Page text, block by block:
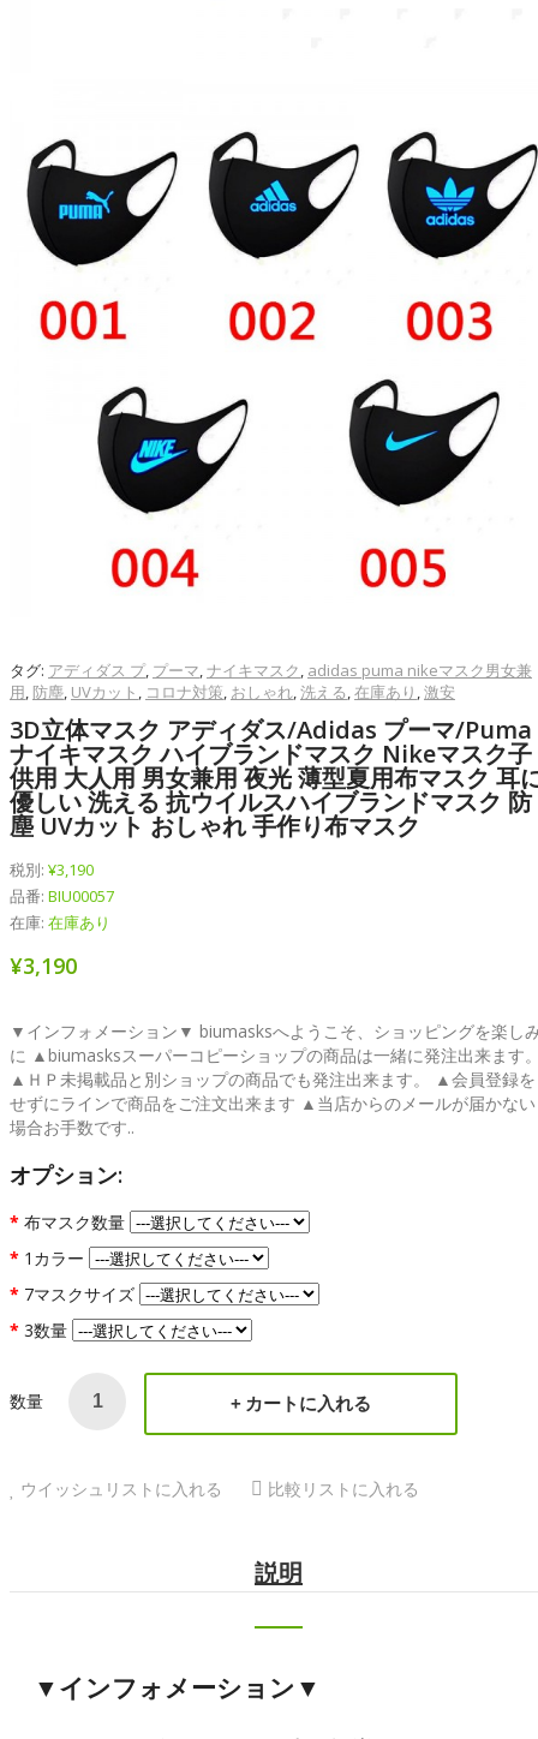
タグ: アディダス プ, プーマ,ナイキマスク, adidas puma nikeマスク男女兼
用, 防塵, UVカット , コロナ対策, おしゃれ,洗える,在庫あり ,激安
3D立体マスク アディダス/adidas プーマ/puma
ナイキマスク ハイブランドマスク Nikeマスク子
供用 大人用 男女兼用 夜光 薄型夏用布マスク 耳
優しい 洗える 抗ウイルスハイブランドマスク 防
塵 UVカット おしゃれ 手作り布マスク
税別: ¥3,190
品番: BIU00057
在庫: 在庫あり
¥3,190
▼インフォメーション▼ biumasksへようこそ、ショッピングを楽し
に ▲biumasksスーパーコピーショップの商品は一緒に発注出来ます
▲ＨＰ未掲載品と別ショップの商品でも発注出来ます。 ▲会員登録を
せずにラインで商品をご注文出来ます ▲当店からのメールが届かない
場合お手数です..
オプション:
布マスク数量
1カラー
7マスクサイズ
3数量
数量 カートに入れる
ウイッシュリストに入れる 比較リストに入れる
説明
▼インフォメーション▼